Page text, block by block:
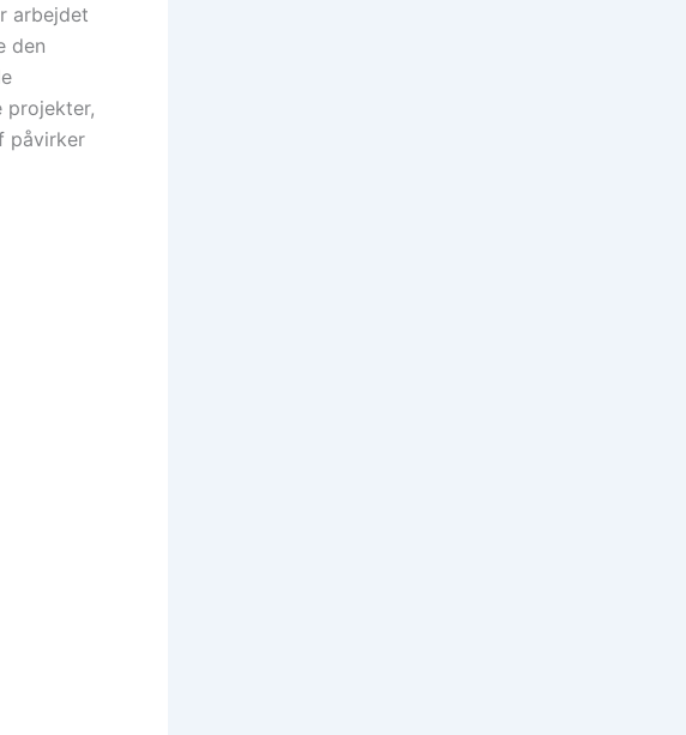
arbejdet
den
projekter,
påvirker